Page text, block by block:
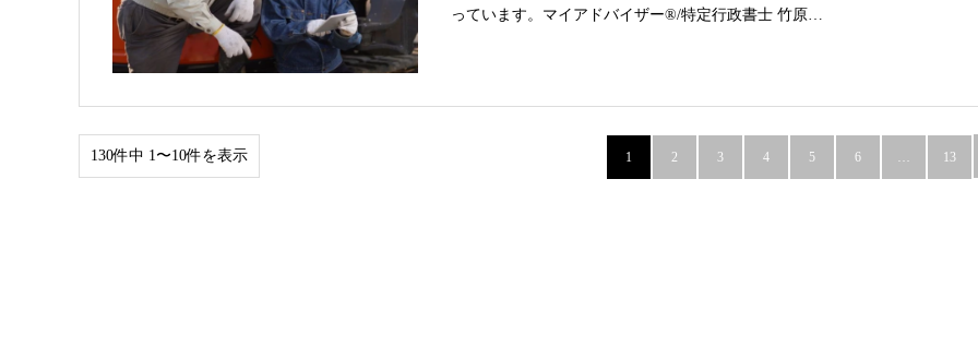
っています。マイアドバイザー®/特定行政書士 竹原…
130件中 1〜10件を表示 1 2 3 4 5 6 … 13